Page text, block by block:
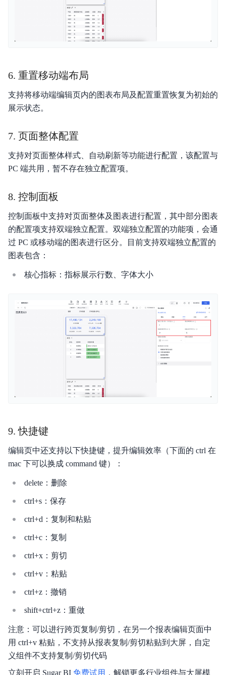
6. 重置移动端布局
支持将移动端编辑页内的图表布局及配置重置恢复为初始的
展示状态。
7. 页面整体配置
支持对页面整体样式、自动刷新等功能进行配置，该配置与
PC 端共用，暂不存在独立配置项。
8. 控制面板
控制面板中支持对页面整体及图表进行配置，其中部分图表
的配置项支持双端独立配置。双端独立配置的功能项，会通
过 PC 或移动端的图表进行区分。目前支持双端独立配置的
图表包含：
核心指标：指标展示行数、字体大小
9. 快捷键
编辑页中还支持以下快捷键，提升编辑效率（下面的 ctrl 在
mac 下可以换成 command 键）：
delete：删除
ctrl+s：保存
ctrl+d：复制和粘贴
ctrl+c：复制
ctrl+x：剪切
ctrl+v：粘贴
ctrl+z：撤销
shift+ctrl+z：重做
注意：可以进行跨页复制/剪切，在另一个报表编辑页面中
用 ctrl+v 粘贴，不支持从报表复制/剪切粘贴到大屏，自定
义组件不支持复制/剪切代码
立刻开启 Sugar BI 免费试用 ，解锁更多行业组件与大屏模